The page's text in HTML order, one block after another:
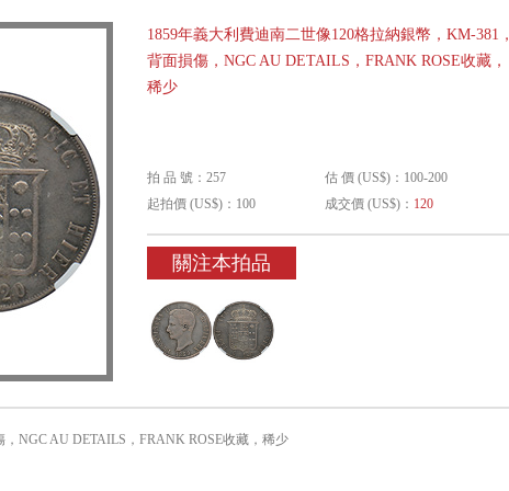
1859年義大利費迪南二世像120格拉納銀幣，KM-381，
背面損傷，NGC AU DETAILS，FRANK ROSE收藏，
稀少
拍 品 號：257
估 價 (US$)：100-200
起拍價 (US$)：100
成交價 (US$)： 120
關注本拍品
NGC AU DETAILS，FRANK ROSE收藏，稀少